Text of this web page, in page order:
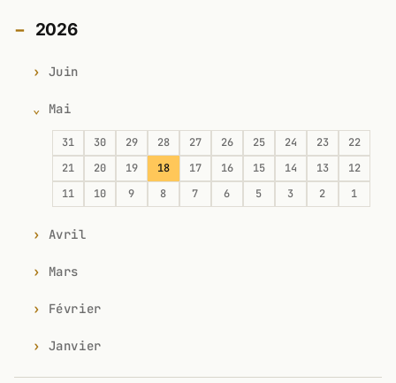
2026
Juin
Mai
31 30 29 28 27 26 25 24 23
22
21
20 19 18 17 16 15 14 13
12
11
10 9 8 7 6 5 3 2 1
Avril
Mars
Février
Janvier